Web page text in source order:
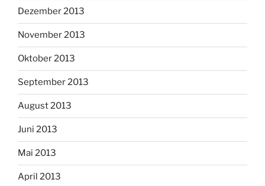
Dezember 2013
November 2013
Oktober 2013
September 2013
August 2013
Juni 2013
Mai 2013
April 2013